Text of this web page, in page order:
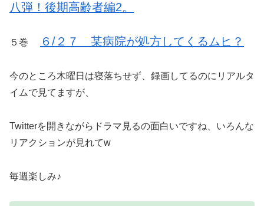
八弾！後期高齢者編2。
５巻 ６/２７ 某病院が処方してくるムヒ？
今のところ木曜日は寝落ちせず、録画してるのにリアルタ
イムで見てますが、
Twitterを開きながらドラマ見るの面白いですね、いろんな
リアクションが見れてw
毎週楽しみ♪